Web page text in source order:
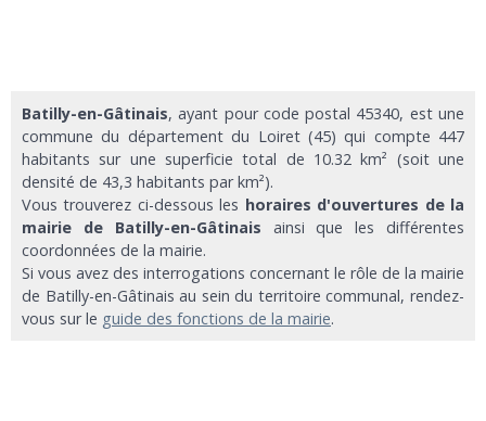
Batilly-en-Gâtinais, ayant pour code postal 45340, est une
commune du département du Loiret (45) qui compte 447
habitants sur une superficie total de 10.32 km² (soit une
densité de 43,3 habitants par km²).
Vous trouverez ci-dessous les horaires d'ouvertures de la
mairie de Batilly-en-Gâtinais ainsi que les différentes
coordonnées de la mairie.
Si vous avez des interrogations concernant le rôle de la mairie
de Batilly-en-Gâtinais au sein du territoire communal, rendez-
vous sur le guide des fonctions de la mairie.